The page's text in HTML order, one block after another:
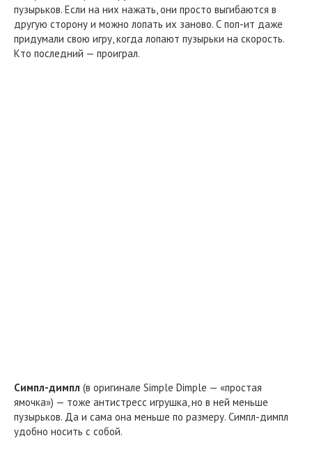
пузырьков. Если на них нажать, они просто выгибаются в
другую сторону и можно лопать их заново. С поп-ит даже
придумали свою игру, когда лопают пузырьки на скорость.
Кто последний — проиграл.
Симпл-димпл (в оригинале Simple Dimple — «простая
ямочка») — тоже антистресс игрушка, но в ней меньше
пузырьков. Да и сама она меньше по размеру. Симпл-димпл
удобно носить с собой.